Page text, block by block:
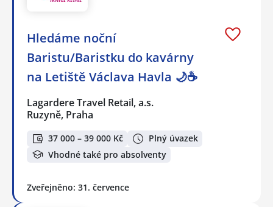
Hledáme noční
Baristu/Baristku do kavárny
na Letiště Václava Havla 🌙☕
Lagardere Travel Retail, a.s.
Ruzyně, Praha
37 000 – 39 000 Kč
Plný úvazek
Vhodné také pro absolventy
Zveřejněno: 31. července